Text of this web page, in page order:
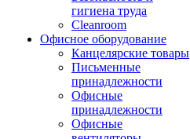
гигиена труда
Cleanroom
Офисное оборудование
Канцелярские товары
Письменные
принадлежности
Офисные
принадлежности
Офисные